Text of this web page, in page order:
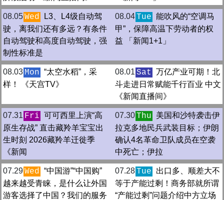
08.05Wed
L3、L4级自动驾
驶，离我们还有多远？有条件
自动驾驶和高度自动驾驶，强
制性标准是
08.04Tue 能吹风的“空调马
甲”，保障高温下劳动者的权
益 「新闻1+1」
08.03 Mon “太空水稻”，采
样！ 《天宫TV》
08.01 Sat
万亿产业可期！北
斗走进日常赋能千行百业 中文
《新闻直播间》
07.31 Fri 可可西里上演“高
原生存战” 直击藏羚羊宝宝出
生时刻 2026藏羚羊迁徙季
《新闻
07.30Thu
美国和沙特袭击伊
拉克多地民兵武装目标；伊朗
确认4名革命卫队成员在空袭
中死亡；伊拉
07.29Wed “中国游”“中国购”
越来越受青睐，是什么让外国
游客选择了中国？我们的服务
07.28Tue
出口多、顺差大不
等于产能过剩！商务部就所谓
“产能过剩”问题介绍中方立场